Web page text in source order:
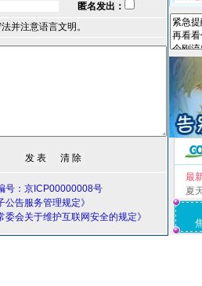
匿名发出：
并注意语言文明。
号：京ICP00000008号
公告服务管理规定》
委会关于维护互联网安全的规定》
最
夏